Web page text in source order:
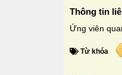
Thông tin
Ứng viên
Từ khóa